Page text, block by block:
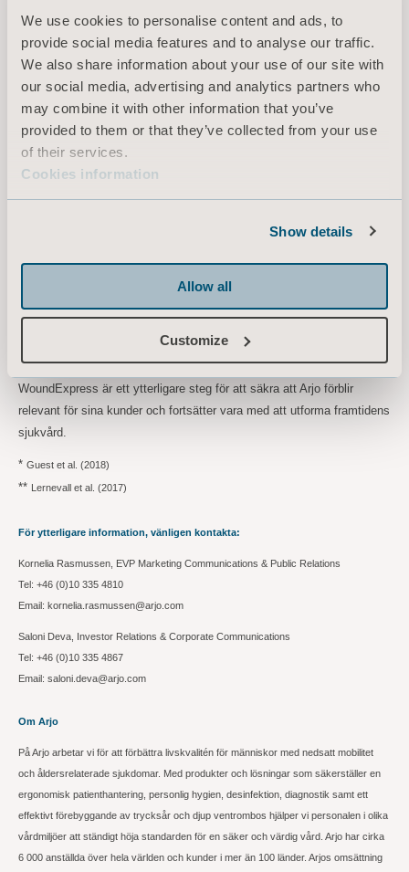
We use cookies to personalise content and ads, to
provide social media features and to analyse our traffic.
We also share information about your use of our site with
our social media, advertising and analytics partners who
may combine it with other information that you’ve
provided to them or that they’ve collected from your use
of their services.
Cookies information
Show details
Allow all
Customize
september 2019, och betydande investeringar görs nu för att utöka
säljstyrkan inom sårbehandling. Endast i Storbritannien uppskattas de
årliga behandlingskostnaderna till 25 miljarder kronor, varav den
adresser bara marknaden för VLUs uppskattas till cirka 5 miljarder
kronor. EU-certifiering har beviljats ​​och relevanta kanaler för
distribution utvärderas i nuläget. Samtidigt pågår arbetet med att få
nödvändiga godkännanden för försäljning på den nordamerikanska
marknaden. I nuläget genomförs ytterligare kliniska studier för att
utveckla tillämpningar av WoundExpress, inklusive en central
randomiserad kontrollerad studie som förväntas avslutas inom 12-18
och vårdgivare har Arjo som mål att etablera WoundExpress som en
ny standardbehandling inom vården.
Arjo har en lång erfarenhet av att förbättra de kliniska utfallen inom
bland annat trycksårs- och DVT-lösningar, en kompetens som bidrar
till att utveckla lösningar även för sårbehandling. Lanseringen av
WoundExpress är ett ytterligare steg för att säkra att Arjo förblir
relevant för sina kunder och fortsätter vara med att utforma framtidens
sjukvård.
* Guest et al. (2018)
** Lernevall et al. (2017)
För ytterligare information, vänligen kontakta:
Kornelia Rasmussen, EVP Marketing Communications & Public Relations
Tel: +46 (0)10 335 4810
Email: kornelia.rasmussen@arjo.com
Saloni Deva, Investor Relations & Corporate Communications
Tel: +46 (0)10 335 4867
Email: saloni.deva@arjo.com
Om Arjo
På Arjo arbetar vi för att förbättra livskvalitén för människor med nedsatt mobilitet
och åldersrelaterade sjukdomar. Med produkter och lösningar som säkerställer en
ergonomisk patienthantering, personlig hygien, desinfektion, diagnostik samt ett
effektivt förebyggande av trycksår och djup ventrombos hjälper vi personalen i olika
vårdmiljöer att ständigt höja standarden för en säker och värdig vård. Arjo har cirka
6 000 anställda över hela världen och kunder i mer än 100 länder. Arjos omsättning